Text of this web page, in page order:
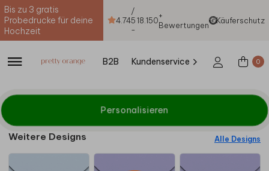
Bis zu 3 gratis
Probedrucke für deine
Hochzeit
4.74
/
5
-
18.150+
Bewertungen
Käuferschutz
B2B Kundenservice 0
Personalisieren
Weitere Designs Alle Designs